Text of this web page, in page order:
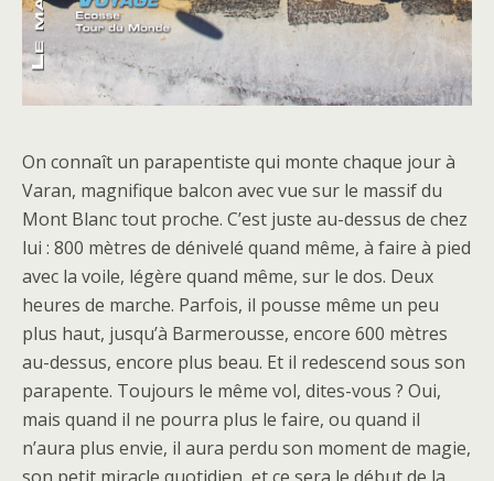
On connaît un parapentiste qui monte chaque jour à
Varan, magnifique balcon avec vue sur le massif du
Mont Blanc tout proche. C’est juste au-dessus de chez
lui : 800 mètres de dénivelé quand même, à faire à pied
avec la voile, légère quand même, sur le dos. Deux
heures de marche. Parfois, il pousse même un peu
plus haut, jusqu’à Barmerousse, encore 600 mètres
au-dessus, encore plus beau. Et il redescend sous son
parapente. Toujours le même vol, dites-vous ? Oui,
mais quand il ne pourra plus le faire, ou quand il
n’aura plus envie, il aura perdu son moment de magie,
son petit miracle quotidien, et ce sera le début de la